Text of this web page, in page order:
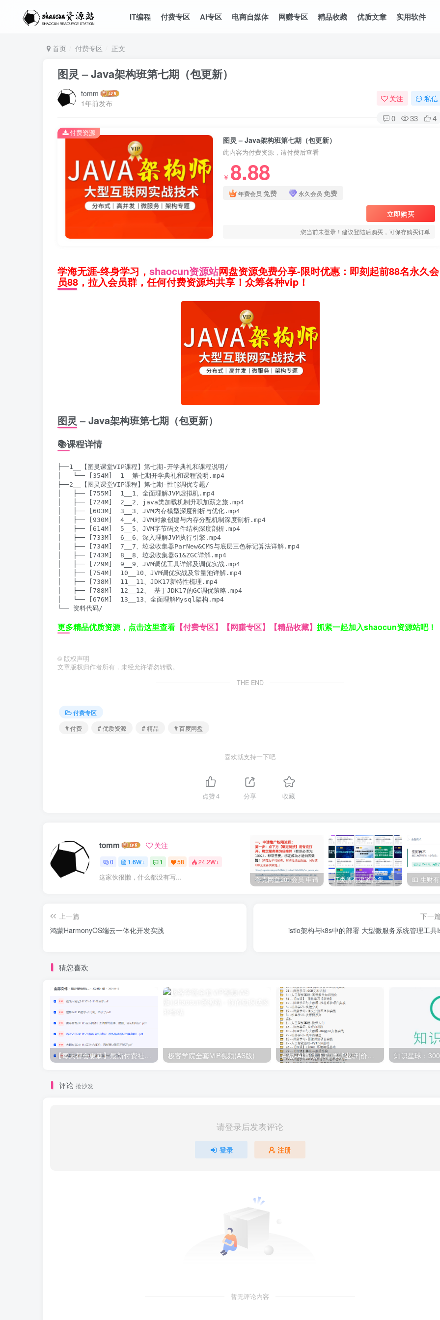
IT编程 付费专区 AI专区 电商自媒体 网赚专区 精品收藏 优质文章 实用软件
首页 付费专区 正文
图灵 – Java架构班第七期（包更新）
tomm
1年前发布
关注 私信
0 33 4
图灵 – Java架构班第七期（包更新）
此内容为付费资源，请付费后查看
￥ 8.88
年费会员 免费 永久会员 免费
立即购买
您当前未登录！建议登陆后购买，可保存购买订单
付费资源
学海无涯-终身学习， shaocun资源站网盘资源免费分享-限时优惠：即刻起前88名永久会
员88，拉入会员群，任何付费资源均共享！众筹各种vip！
图灵 – Java架构班第七期（包更新）
📚课程详情
├──1__【图灵课堂VIP课程】第七期-开学典礼和课程说明/
│   └── [354M]  1__第七期开学典礼和课程说明.mp4
├──2__【图灵课堂VIP课程】第七期-性能调优专题/
│   ├── [755M]  1__1、全面理解JVM虚拟机.mp4
│   ├── [724M]  2__2、java类加载机制升职加薪之旅.mp4
│   ├── [603M]  3__3、JVM内存模型深度剖析与优化.mp4
│   ├── [930M]  4__4、JVM对象创建与内存分配机制深度剖析.mp4
│   ├── [614M]  5__5、JVM字节码文件结构深度剖析.mp4
│   ├── [733M]  6__6、深入理解JVM执行引擎.mp4
│   ├── [734M]  7__7、垃圾收集器ParNew&CMS与底层三色标记算法详解.mp4
│   ├── [743M]  8__8、垃圾收集器G1&ZGC详解.mp4
│   ├── [729M]  9__9、JVM调优工具详解及调优实战.mp4
│   ├── [754M]  10__10、JVM调优实战及常量池详解.mp4
│   ├── [738M]  11__11、JDK17新特性梳理.mp4
│   ├── [788M]  12__12、 基于JDK17的GC调优策略.mp4
│   └── [676M]  13__13、全面理解Mysql架构.mp4
更多精品优质资源，点击这里查看 【付费专区】 【网赚专区】 【精品收藏】 抓紧一起加入shaocun资源站吧！
© 版权声明
文章版权归作者所有，未经允许请勿转载。
THE END
付费专区
# 付费
# 优质资源 # 精品 # 百度网盘
喜欢就支持一下吧
点赞4 分享 收藏
tomm 关注
0 1.6W+ 1 58 24.2W+
这家伙很懒，什么都没有写... 夸克网盘20t 会员 申请 IT类所有渠道合集 持续日更，目前近四千多条资源 年费用户微信私信获取权限
上一篇
鸿蒙HarmonyOS端云一体化开发实践
下一篇
istio架构与k8s中的部署 大型微服务系统管理工具
猜您喜欢
【每天都会更新】最新付费社群公众号文章 极客学院全套ⅥP视频(AS版) 百战-AI算法工程师就业班|价值18980元|冲击百万年薪|完结无秘
评论 抢沙发
请登录后发表评论
登录 注册
暂无评论内容